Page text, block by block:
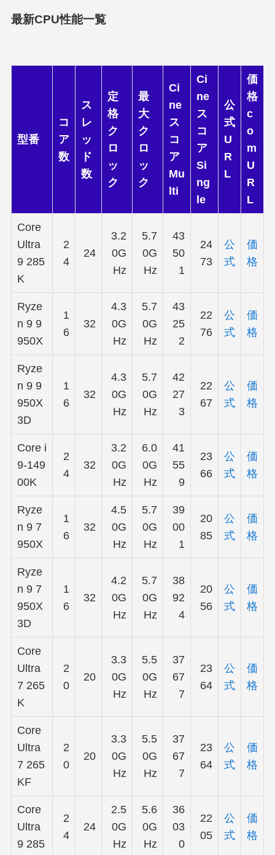
最新CPU性能一覧
型番
コ
ア
数
ス
レ
ッ
ド
数
定
格
ク
ロ
ッ
ク
最
大
ク
ロ
ッ
ク
Ci
ne
ス
コ
ア
Mu
lti
Ci
ne
ス
コ
ア
Si
ng
le
公
式
U
R
L
価
格
c
o
m
U
R
L
Core
Ultra
9 285
K
2
4
24
3.2
0G
Hz
5.7
0G
Hz
43
50
1
24
73
公
式
価
格
Ryze
n 9 9
950X
1
6
32
4.3
0G
Hz
5.7
0G
Hz
43
25
2
22
76
公
式
価
格
Ryze
n 9 9
950X
3D
1
6
32
4.3
0G
Hz
5.7
0G
Hz
42
27
3
22
67
公
式
価
格
Core i
9-149
00K
2
4
32
3.2
0G
Hz
6.0
0G
Hz
41
55
9
23
66
公
式
価
格
Ryze
n 9 7
950X
1
6
32
4.5
0G
Hz
5.7
0G
Hz
39
00
1
20
85
公
式
価
格
Ryze
n 9 7
950X
3D
1
6
32
4.2
0G
Hz
5.7
0G
Hz
38
92
4
20
56
公
式
価
格
Core
Ultra
7 265
K
2
0
20
3.3
0G
Hz
5.5
0G
Hz
37
67
7
23
64
公
式
価
格
Core
Ultra
7 265
KF
2
0
20
3.3
0G
Hz
5.5
0G
Hz
37
67
7
23
64
公
式
価
格
Core
Ultra
9 285
2
4
24
2.5
0G
Hz
5.6
0G
Hz
36
03
0
22
05
公
式
価
格